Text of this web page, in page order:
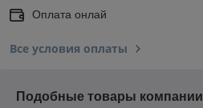
Оплата онлай
Все условия оплаты
Подобные товары компании